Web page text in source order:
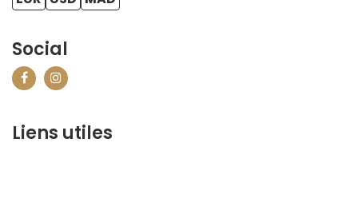
Social
Liens utiles